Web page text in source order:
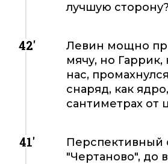
лучшую сторону?
42'
Левин мощно
мячу, но Гаррик,
нас,
снаряд, как
сантиметрах от
41'
Перспективный
"Чертаново", до